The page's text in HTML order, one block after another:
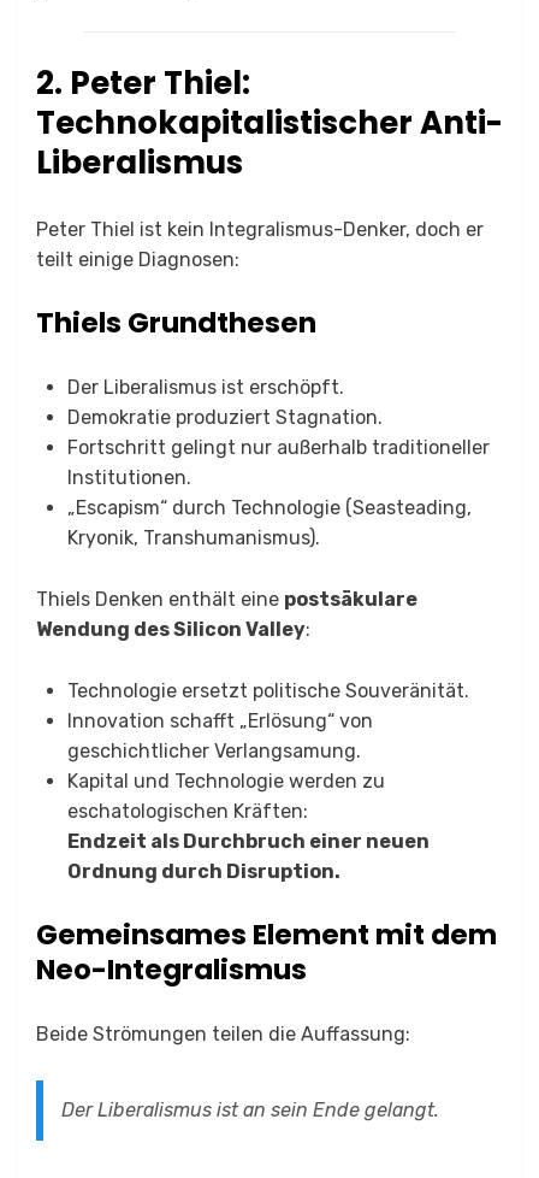
2. Peter Thiel:
Technokapitalistischer Anti-
Liberalismus
Peter Thiel ist kein Integralismus-Denker, doch er
teilt einige Diagnosen:
Thiels Grundthesen
Der Liberalismus ist erschöpft.
Demokratie produziert Stagnation.
Fortschritt gelingt nur außerhalb traditioneller
Institutionen.
„Escapism“ durch Technologie (Seasteading,
Kryonik, Transhumanismus).
Thiels Denken enthält eine postsäkulare
Wendung des Silicon Valley:
Technologie ersetzt politische Souveränität.
Innovation schafft „Erlösung“ von
geschichtlicher Verlangsamung.
Kapital und Technologie werden zu
eschatologischen Kräften:
Endzeit als Durchbruch einer neuen
Ordnung durch Disruption.
Gemeinsames Element mit dem
Neo-Integralismus
Beide Strömungen teilen die Auffassung:
Der Liberalismus ist an sein Ende gelangt.